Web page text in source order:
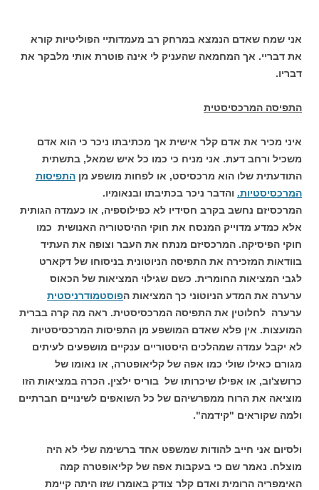
אני שמח שאדם הנמצא במרחק רב מעמדותיי הפוליטיות קורא
את דבריי. אך המחמאה שהעניק לי אינה פוטרת אותי מלבקר את
דבריו.
התפיסה המרכסיסטית
איני מכיר את אדם קלר אישית אך מכתיבתו ניכר כי הוא אדם
משכיל ורחב דעת. אני מניח כי כמו כל איש שמאל, בתשתית
התודעתית שלו הוא מרכסיסט, או לפחות מושפע מן התפיסות
המרכסיסטיות. והדבר ניכר בכתיבתו ובנאומיו.
המרכסיזם נחשב בקרב חסידיו לא כפילוספיה, או כעמדה הגותית
אלא כמדע מדוייק המנסח את חוקי ההיסטוריה האנושית כמו
חוקי הפיסיקה. המרכסיזם מנתח את העבר וצופה את העתיד
בוודאות המזכירה את התפיסה הניוטונית בניסוחו של דקארט
לגבי המציאות החומרית. כשם שגילוי המציאות של הכאוס
ערערה את המדע הניוטוני כך המציאות הפוסטמודרניסטית
ערערה לחלוטין את התפיסה המרכסיסטית. ראה מה קרה בברית
המועצות. אין פלא שאדם המושפע מן התפיסות המרכסיסטיות
לא יקבל עמדה שמהלכים היסטוריים ענקיים מושפעים לעיתים
מגורם כאילו שולי כמו אפה של קליאופטרה, או נאומו של
כרושצ'וב, או אפילו שיכרותו של בוריס ילצין. הכרה במציאות הזו
מוציאה את הרוח ממפרשיהם של כל השואפים לשינויים חברתיים
ולמה שקוראים "קידמה".
ולסיום אני חייב להודות שמשפט אחד ברשימה שלי לא היה
מוצלח. נאמר שם כי בעקבות אפה של קליאופטרה קמה
האימפריה הרומית ואדם קלר צודק באומרו שזו היתה קיימת